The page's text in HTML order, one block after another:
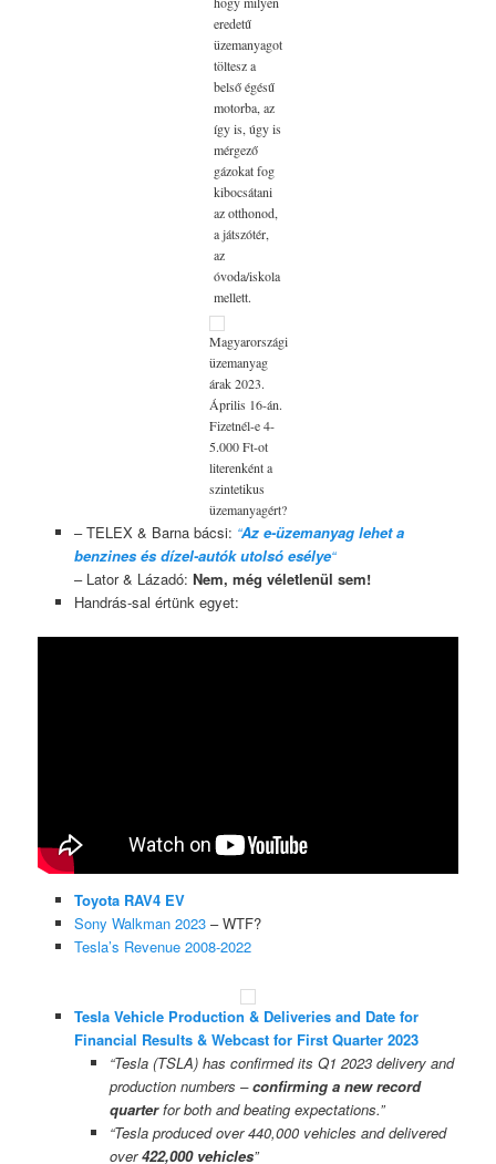
eredetű
üzemanyagot
töltesz a
belső égésű
motorba, az
így is, úgy is
mérgező
gázokat fog
kibocsátani
az otthonod,
a játszótér,
az
óvoda/iskola
mellett.
Magyarországi
üzemanyag
árak 2023.
Április 16-án.
Fizetnél-e 4-
5.000 Ft-ot
literenként a
szintetikus
üzemanyagért?
– TELEX & Barna bácsi: “Az e-üzemanyag lehet a
benzines és dízel-autók utolsó esélye“
– Lator & Lázadó: Nem, még véletlenül sem!
Handrás-sal értünk egyet:
Toyota RAV4 EV
Sony Walkman 2023– WTF?
Tesla’s Revenue 2008-2022
Tesla Vehicle Production & Deliveries and Date for
Financial Results & Webcast for First Quarter 2023
“Tesla (TSLA) has confirmed its Q1 2023 delivery and
production numbers –confirming a new record
quarterfor both and beating expectations.”
“Tesla produced over 440,000 vehicles and delivered
over422,000 vehicles”